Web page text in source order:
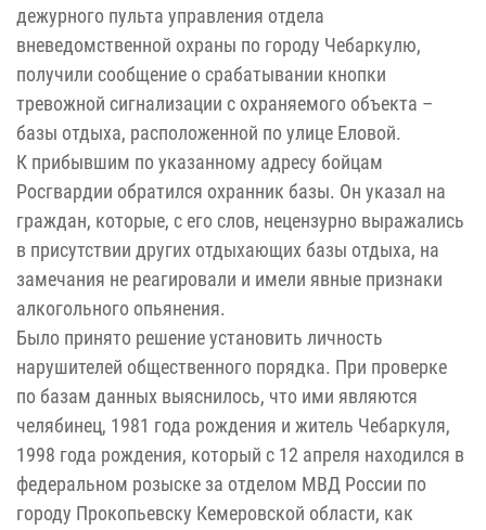
дежурного пульта управления отдела
вневедомственной охраны по городу Чебаркулю,
получили сообщение о срабатывании кнопки
тревожной сигнализации с охраняемого объекта –
базы отдыха, расположенной по улице Еловой.
К прибывшим по указанному адресу бойцам
Росгвардии обратился охранник базы. Он указал на
граждан, которые, с его слов, нецензурно выражались
в присутствии других отдыхающих базы отдыха, на
замечания не реагировали и имели явные признаки
алкогольного опьянения.
Было принято решение установить личность
нарушителей общественного порядка. При проверке
по базам данных выяснилось, что ими являются
челябинец, 1981 года рождения и житель Чебаркуля,
1998 года рождения, который с 12 апреля находился в
федеральном розыске за отделом МВД России по
городу Прокопьевску Кемеровской области, как